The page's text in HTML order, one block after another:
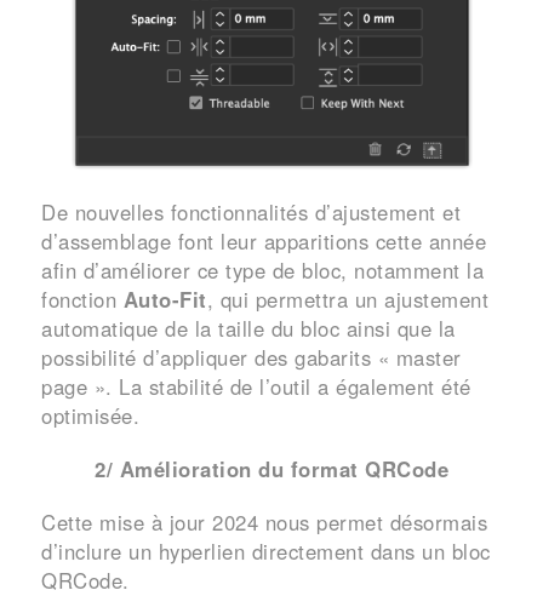
De nouvelles fonctionnalités d’ajustement et
d’assemblage font leur apparitions cette année
afin d’améliorer ce type de bloc, notamment la
fonction Auto-Fit, qui permettra un ajustement
automatique de la taille du bloc ainsi que la
possibilité d’appliquer des gabarits « master
page ». La stabilité de l’outil a également été
optimisée.
2/ Amélioration du format QRCode
Cette mise à jour 2024 nous permet désormais
d’inclure un hyperlien directement dans un bloc
QRCode.